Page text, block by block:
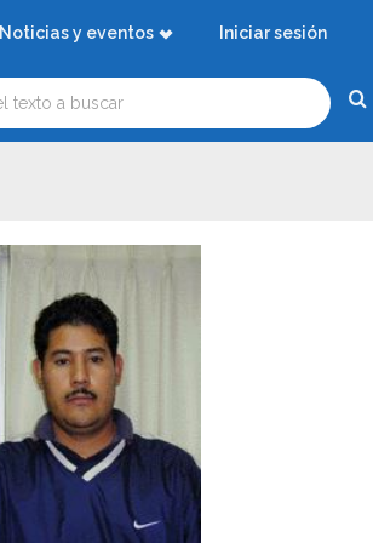
Noticias y eventos Iniciar sesión